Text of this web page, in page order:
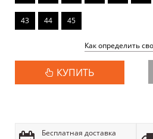
43 44 45
Как определить
КУПИТЬ
Бесплатная доставка